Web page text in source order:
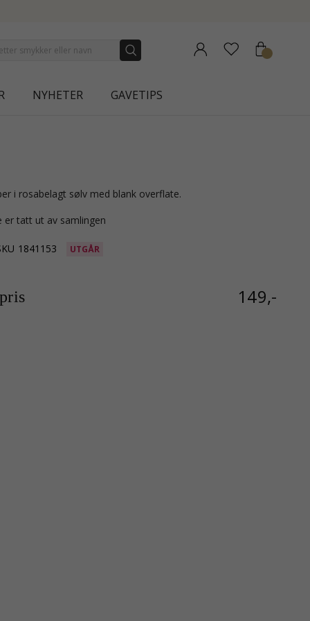
NYHETER GAVETIPS
i rosabelagt sølv med blank overflate.
er tatt ut av samlingen
1841153 UTGÅR
149,-